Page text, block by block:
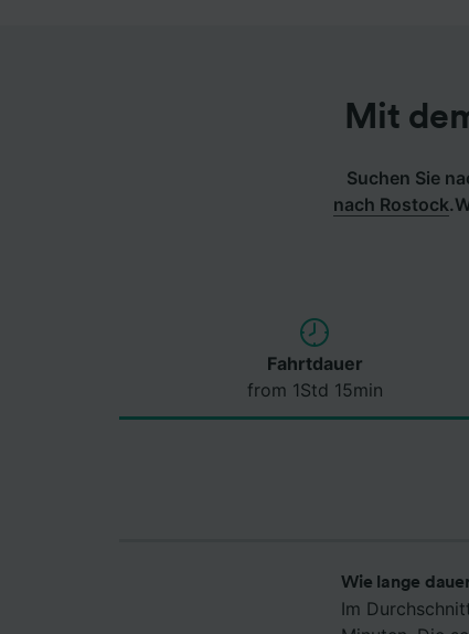
Mit
Suchen Sie
nach Rostock.
Fahrtdauer
from 1Std 15min
Wie lange
Im